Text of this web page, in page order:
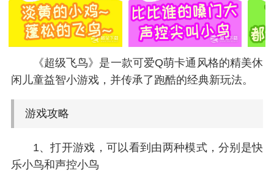
《超级飞鸟》是一款可爱Q萌卡通风格的精美休
闲儿童益智小游戏，并传承了跑酷的经典新玩法。
游戏攻略
1、打开游戏，可以看到由两种模式，分别是快
乐小鸟和声控小鸟